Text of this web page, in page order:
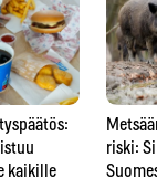
kaikille
riski: